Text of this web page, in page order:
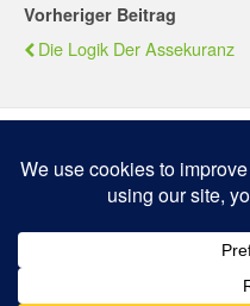
Vorheriger Beitrag
Die Logik Der Assekuranz
Zum
Mobil